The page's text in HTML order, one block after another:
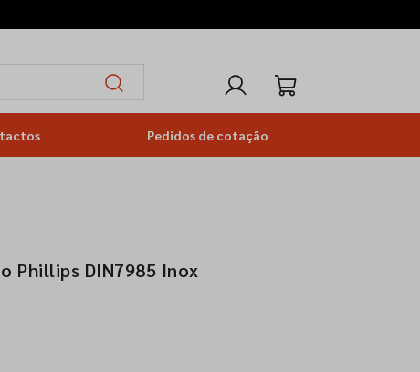
Pedidos de cotação
Phillips DIN7985 Inox